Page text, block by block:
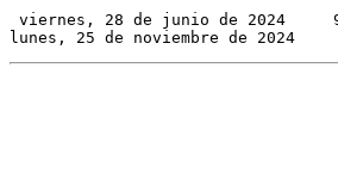
viernes, 28 de junio de 2024
lunes, 25 de noviembre de 2024